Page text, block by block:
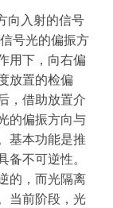
向入射的信号
号光的偏振方
用下，向右偏
放置的检偏
，借助放置介
的偏振方向与
基本功能是推
不可逆性。
的，而光隔离
当前阶段，光